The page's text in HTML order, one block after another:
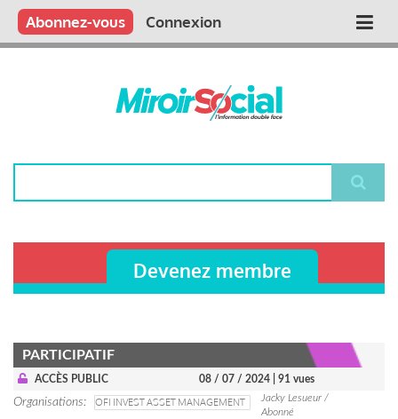
Aller
contenu
Main
Qui sommes nous ?
Vous publiez
Nous publions
Contactez-nous
Abonnez-vous Connexion
Devenez membre
PARTICIPATIF
ACCÈS PUBLIC 08 / 07 / 2024 | 91 vues
Organisations OFI INVEST ASSET MANAGEMENT
Jacky Lesueur /
Abonné